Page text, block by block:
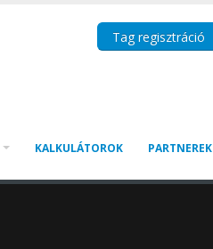
Tag regisztráció
KALKULÁTOROK PARTNEREK